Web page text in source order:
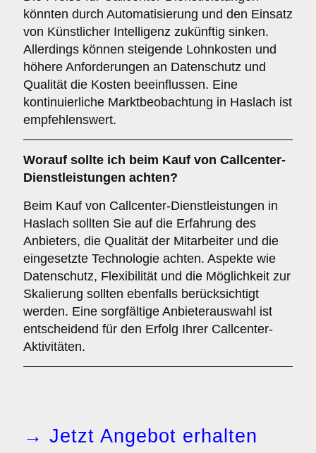
könnten durch Automatisierung und den Einsatz
von Künstlicher Intelligenz zukünftig sinken.
Allerdings können steigende Lohnkosten und
höhere Anforderungen an Datenschutz und
Qualität die Kosten beeinflussen. Eine
kontinuierliche Marktbeobachtung in Haslach ist
empfehlenswert.
Worauf sollte ich beim Kauf von Callcenter-
Dienstleistungen achten?
Beim Kauf von Callcenter-Dienstleistungen in
Haslach sollten Sie auf die Erfahrung des
Anbieters, die Qualität der Mitarbeiter und die
eingesetzte Technologie achten. Aspekte wie
Datenschutz, Flexibilität und die Möglichkeit zur
Skalierung sollten ebenfalls berücksichtigt
werden. Eine sorgfältige Anbieterauswahl ist
entscheidend für den Erfolg Ihrer Callcenter-
Aktivitäten.
→ Jetzt Angebot erhalten